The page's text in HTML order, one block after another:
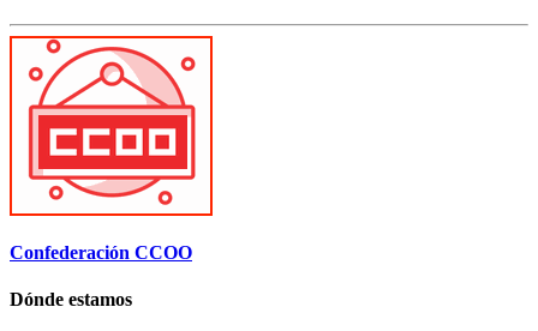
Confederación CCOO
Dónde estamos